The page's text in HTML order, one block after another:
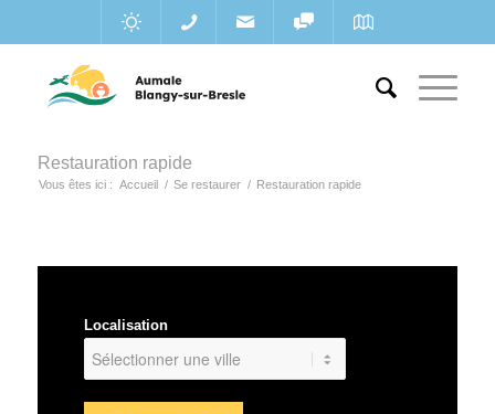
Restauration rapide
Vous êtes ici : Accueil / Se restaurer / Restauration rapide
Localisation